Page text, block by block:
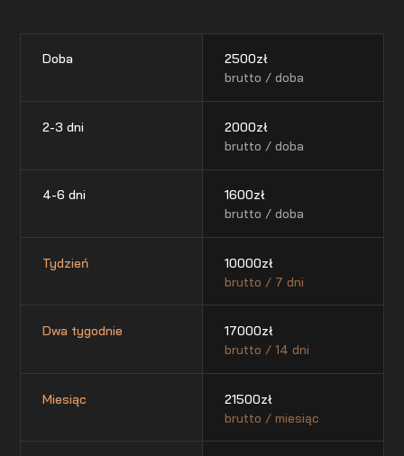
Doba 2500zł
brutto / doba
2-3 dni 2000zł
brutto / doba
4-6 dni 1600zł
brutto / doba
Tydzień 10000zł
brutto / 7 dni
Dwa tygodnie 17000zł
brutto / 14 dni
Miesiąc 21500zł
brutto / miesiąc